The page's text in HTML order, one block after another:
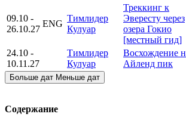
09.10 -
26.10.27
ENG
Тимлидер
Кулуар
Треккинг к
Эвересту через
озера Гокио
[местный гид]
24.10 -
10.11.27
Тимлидер
Кулуар
Восхождение
Айленд пик
Больше дат Меньше дат
Содержание